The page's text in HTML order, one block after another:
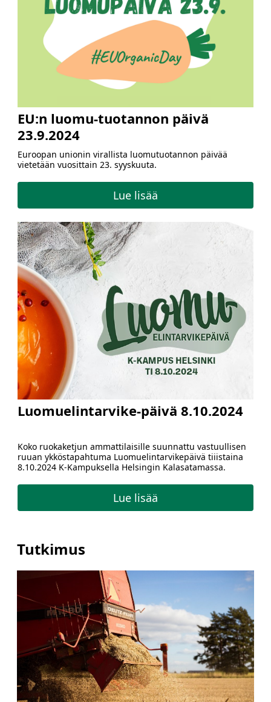
EU:n luomu-tuotannon päivä
23.9.2024
Euroopan unionin virallista luomutuotannon päivää
vietetään vuosittain 23. syyskuuta.
Lue lisää
Luomuelintarvike-päivä 8.10.2024
Koko ruokaketjun ammattilaisille suunnattu vastuullisen
ruuan ykköstapahtuma Luomuelintarvikepäivä tiiistaina
8.10.2024 K-Kampuksella Helsingin Kalasatamassa.
Lue lisää
Tutkimus